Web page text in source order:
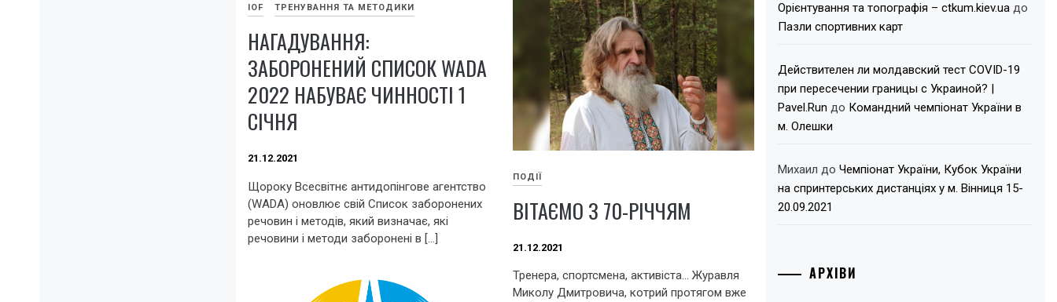
IOF ТРЕНУВАННЯ ТА МЕТОДИКИ
НАГАДУВАННЯ:
ЗАБОРОНЕНИЙ СПИСОК WADA
2022 НАБУВАЄ ЧИННОСТІ 1
СІЧНЯ
21.12.2021
Щороку Всесвітнє антидопінгове агентство
(WADA) оновлює свій Список заборонених
речовин і методів, який визначає, які
речовини і методи заборонені в […]
ПОДІЇ
ВІТАЄМО З 70-РІЧЧЯМ
21.12.2021
Тренера, спортсмена, активіста… Журавля
Миколу Дмитровича, котрий протягом вже
Орієнтування та топографія – ctkum.kiev.ua до
Пазли спортивних карт
Действителен ли молдавский тест COVID-19
при пересечении границы с Украиной? |
Pavel.Run до Командний чемпіонат України в
м. Олешки
Михаил доЧемпіонат України, Кубок України
на спринтерських дистанціях у м. Вінниця 15-
20.09.2021
АРХІВИ